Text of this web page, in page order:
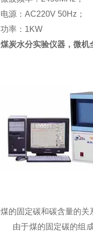
电源：AC220V 50Hz；
功率：1KW
煤炭水分实验仪器，微机
煤的固定碳和碳含量的关
由于煤的固定碳的组成